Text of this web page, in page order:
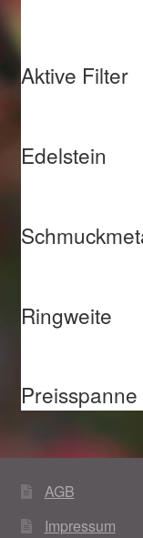
Woocommerce
Aktive Filter
Edelstein
Ringweite
Preisspanne
AGB
Impressum